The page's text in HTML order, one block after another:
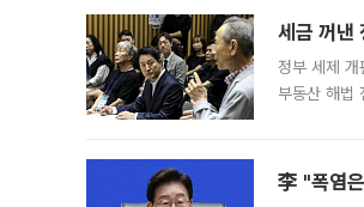
세금 꺼낸
정부 세제 개
부동산 해법
李 "폭염